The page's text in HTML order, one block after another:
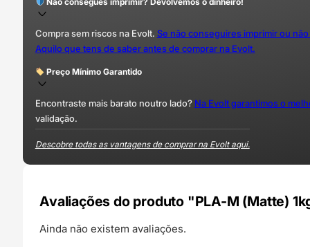
Compra sem riscos na Evolt. Se não conseguires imprimir ou
Aquilo que tens de saber antes de comprar na Evolt.
Preço Mínimo Garantido
Encontraste mais barato noutro lado? Na Evolt garantimos o
validação.
Descobre todas as vantagens de comprar na Evolt aqui.
Avaliações do produto "PLA-M (Matte)
Ainda não existem avaliações.